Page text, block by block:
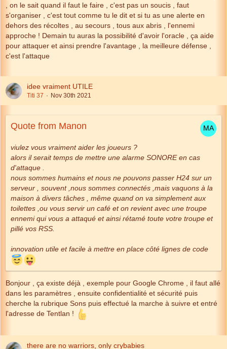
, on le sait quand il faut le faire , c'est pas un soucis , faut
s'organiser , c'est tout comme tu le dit et si tu as une alerte en
dehors des récoltes , au secours , tous aux abris , l'ennemi
approche ! Demain tu auras la possibilité d'avoir l'oracle , ça aide
pour attaquer et ainsi prendre l'avantage , la meilleure défense ,
c'est l'attaque
idee vraiment UTILE
Titi 37 Nov 30th 2021
Quote from Manon
viulez vous vraiment aider les joueurs ?
alors il serait temps de mettre une alarme SONORE en cas
d'attaque .
nous sommes humains et nous ne pouvons passer H24 sur un
serveur , souvent ,nous sommes connectés ,mais vaquons à la
maison à divers tâches , même quand on va simplement aux
toilettes ,ou vous servir un café et on revient avec une troupe
ennemi qui vous a attaqué et ainsi rétamé toute votre troupe et
pillé vos RSS.
innovation utile et facile à mettre en place côté lignes de code
Bonjour , ça existe déjà , exemple pour Google Chrome , il faut allé
dans les paramètres , ensuite confidentialité et sécurité puis
cherche la rubrique Sons puis effectué la marche à suivre et entré
l'adresse de Tentlan !
there are no warriors, only crybabies